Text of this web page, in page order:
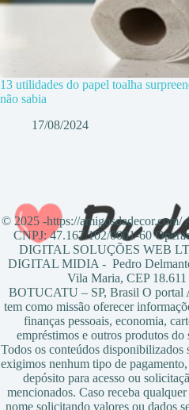
13 utilidades do papel toalha
não sabia
17/08/2024
© 2025 -https://amigosdadecor.com/
CNPJ: 47.167.102/0001-60
DIGITAL SOLUÇÕES WEB
DIGITAL MIDIA - Pedro
Vila Maria, CEP
BOTUCATU – SP, Brasil O portal
tem como missão oferecer
finanças pessoais, economia,
empréstimos e outros produtos do
Todos os conteúdos disponibilizados
exigimos nenhum tipo de
depósito para acesso ou
mencionados. Caso receba
nome solicitando valores ou dados